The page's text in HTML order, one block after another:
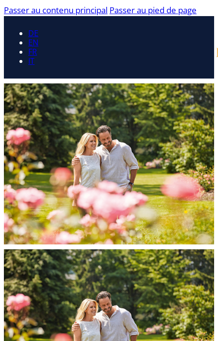
Passer au contenu principal Passer au pied de page
DE
EN
FR
IT